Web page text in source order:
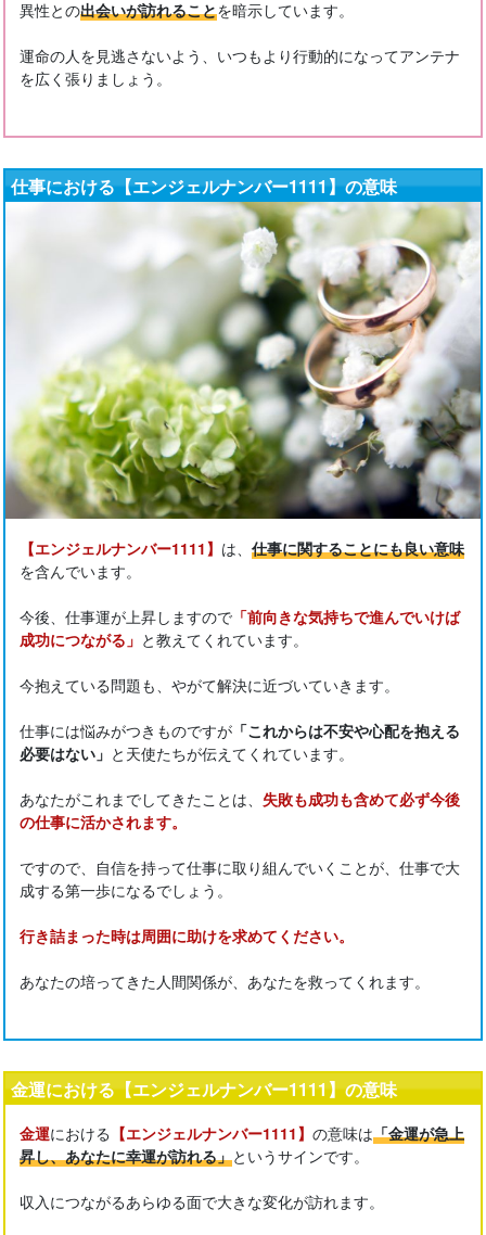
異性との出会いが訪れることを暗示しています。
運命の人を見逃さないよう、いつもより行動的になってアンテナ
を広く張りましょう。
仕事における【エンジェルナンバー1111】の意味
【エンジェルナンバー1111】 は、仕事に関することにも良い意味
を含んでいます。
今後、仕事運が上昇しますので 「前向きな気持ちで進んでいけば
成功につながる」 と教えてくれています。
今抱えている問題も、やがて解決に近づいていきます。
仕事には悩みがつきものですが 「これからは不安や心配を抱える
必要はない」 と天使たちが伝えてくれています。
あなたがこれまでしてきたことは、 失敗も成功も含めて必ず今後
の仕事に活かされます。
ですので、自信を持って仕事に取り組んでいくことが、仕事で大
成する第一歩になるでしょう。
行き詰まった時は周囲に助けを求めてください。
あなたの培ってきた人間関係が、あなたを救ってくれます。
金運における【エンジェルナンバー1111】の意味
金運における 【エンジェルナンバー1111】の意味は「金運が急上
昇し、あなたに幸運が訪れる」というサインです。
収入につながるあらゆる面で大きな変化が訪れます。